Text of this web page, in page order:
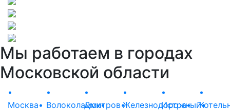
Мы работаем в городах
Московской области
•
Москва•
•
Волоколамск•
•
Дмитров•
•
Железнодорожный•
•
Истра•
•